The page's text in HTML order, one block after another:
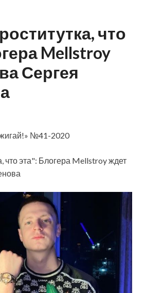
что
Mellstroy
Сергея
№41-2020
что эта": Блогера Mellstroy ждет